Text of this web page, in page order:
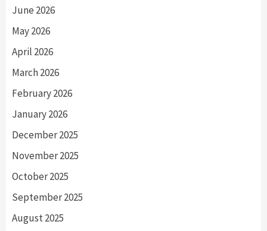
June 2026
May 2026
April 2026
March 2026
February 2026
January 2026
December 2025
November 2025
October 2025
September 2025
August 2025